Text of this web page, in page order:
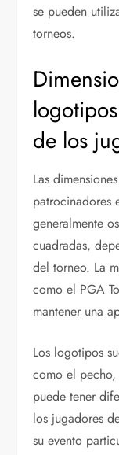
se pueden
torneos.
de los
Las
patrocinadores
generalmente
cuadradas,
del torneo. La
como el PGA
mantener una
Los logotipos
como el pecho,
puede tener
los jugadores
su evento